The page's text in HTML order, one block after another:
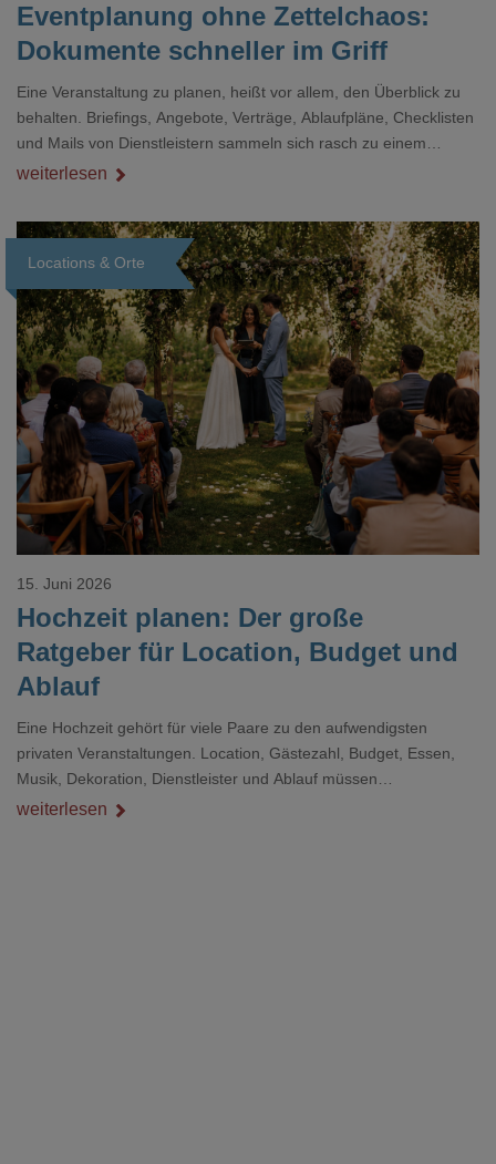
Eventplanung ohne Zettelchaos:
Dokumente schneller im Griff
Eine Veranstaltung zu planen, heißt vor allem, den Überblick zu
behalten. Briefings, Angebote, Verträge, Ablaufpläne, Checklisten
und Mails von Dienstleistern sammeln sich rasch zu einem
unübersichtlichen Stapel. Wer schon einmal kurz vor einem Event
Dokument gesucht hat, kennt das mulmige Gefühl.
weiterlesen
Locations & Orte
Loading...
Hochzeit planen: Der große
Ratgeber für Location, Budget und
Ablauf
15. Juni 2026
Eine Hochzeit gehört für viele Paare zu den aufwendigsten
privaten Veranstaltungen. Location, Gästezahl, Budget, Essen,
Musik, Dekoration, Dienstleister und Ablauf müssen
zusammenpassen, damit der Tag gut organisiert ist und trotzdem
weiterlesen